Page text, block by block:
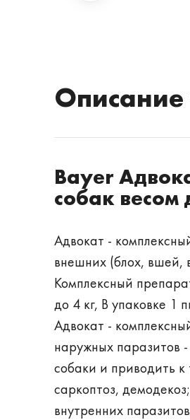
Описание
Bayer
собак весом
Адвокат -
внешних (блох, вшей,
Комплексный
до 4 кг, В упаковке 1
Адвокат -
наружных паразитов
собаки и приводить
саркоптоз, демодекоз;
внутренних